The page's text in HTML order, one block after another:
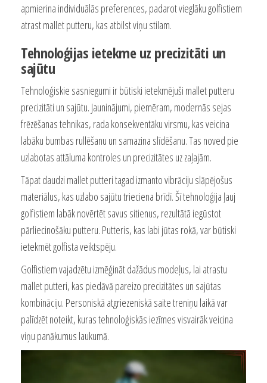
apmierina individuālās preferences, padarot vieglāku golfistiem
atrast mallet putteru, kas atbilst viņu stilam.
Tehnoloģijas ietekme uz precizitāti un
sajūtu
Tehnoloģiskie sasniegumi ir būtiski ietekmējuši mallet putteru
precizitāti un sajūtu. Jauninājumi, piemēram, modernās sejas
frēzēšanas tehnikas, rada konsekventāku virsmu, kas veicina
labāku bumbas rullēšanu un samazina slīdēšanu. Tas noved pie
uzlabotas attāluma kontroles un precizitātes uz zaļajām.
Tāpat daudzi mallet putteri tagad izmanto vibrāciju slāpējošus
materiālus, kas uzlabo sajūtu trieciena brīdī. Šī tehnoloģija ļauj
golfistiem labāk novērtēt savus sitienus, rezultātā iegūstot
pārliecinošāku putteru. Putteris, kas labi jūtas rokā, var būtiski
ietekmēt golfista veiktspēju.
Golfistiem vajadzētu izmēģināt dažādus modeļus, lai atrastu
mallet putteri, kas piedāvā pareizo precizitātes un sajūtas
kombināciju. Personiskā atgriezeniskā saite treniņu laikā var
palīdzēt noteikt, kuras tehnoloģiskās iezīmes visvairāk veicina
viņu panākumus laukumā.